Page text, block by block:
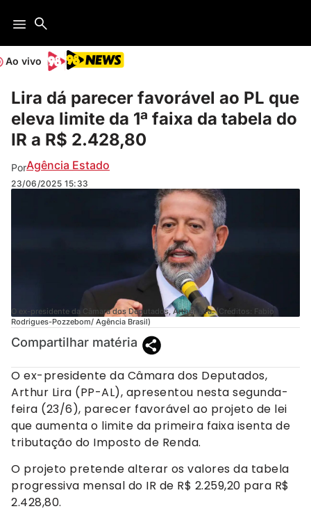
Ao vivo
Lira dá parecer favorável ao PL que
eleva limite da 1ª faixa da tabela do
IR a R$ 2.428,80
PorAgência Estado
23/06/2025 15:33
O ex-presidente da Câmara dos Deputados, Arthur Lira. (Créditos: Fabio
Rodrigues-Pozzebom/ Agência Brasil)
Compartilhar matéria
O ex-presidente da Câmara dos Deputados,
Arthur Lira (PP-AL), apresentou nesta segunda-
feira (23/6), parecer favorável ao projeto de lei
que aumenta o limite da primeira faixa isenta de
tributação do Imposto de Renda.
O projeto pretende alterar os valores da tabela
progressiva mensal do IR de R$ 2.259,20 para R$
2.428,80.